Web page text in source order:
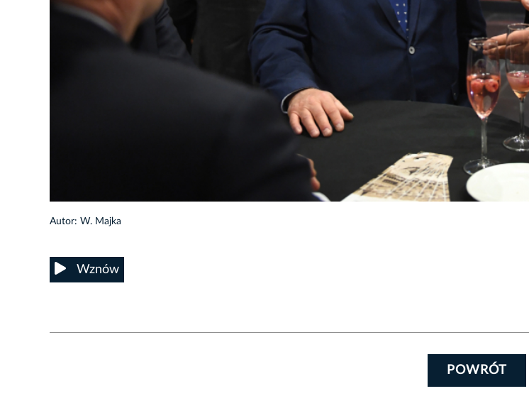
Autor: W. Majka
Wznów
POWRÓT